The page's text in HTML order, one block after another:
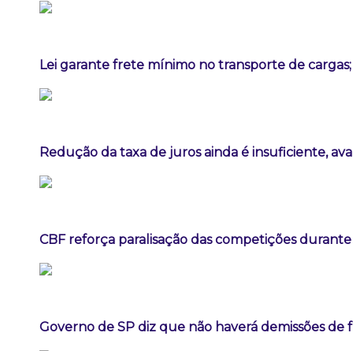
Lei garante frete mínimo no transporte de
Redução da taxa de juros ainda é insuficiente,
CBF reforça paralisação das competições
Governo de SP diz que não haverá demissões de